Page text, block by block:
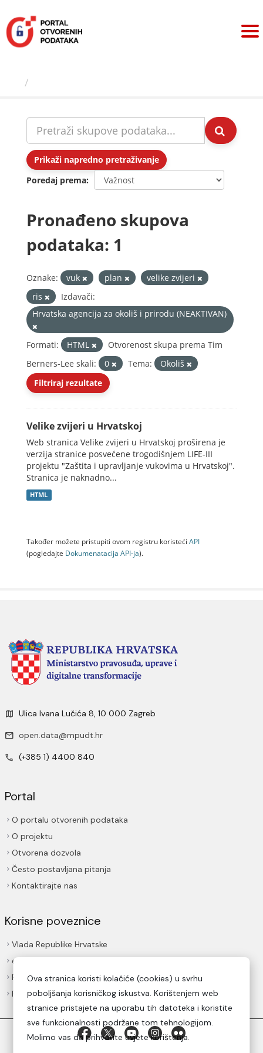
sadržaj
Prikaži napredno pretraživanje
Poredaj prema
Pronađeno skupova
podataka: 1
Oznake: vuk plan
velike zvijeri
ris
Izdavači:
Hrvatska agencija za okoliš i prirodu (NEAKTIVAN)
Formati: HTML
Otvorenost skupa prema Tim
Berners-Lee skali:
0 Tema:
Okoliš
Filtriraj rezultate
Velike zvijeri u Hrvatskoj
Web stranica Velike zvijeri u Hrvatskoj proširena je
verzija stranice posvećene trogodišnjem LIFE-III
projektu "Zaštita i upravljanje vukovima u Hrvatskoj".
Stranica je naknadno...
HTML
Također možete pristupiti ovom registru koristeći API
(pogledajte Dokumenаtаcijа API-jа).